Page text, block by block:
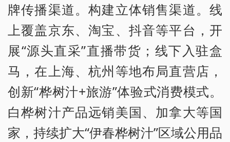
牌传播渠道。构建立体销售渠道。线
上覆盖京东、淘宝、抖音等平台，开
展“源头直采”直播带货；线下入驻盒
马，在上海、杭州等地布局直营店，
创新“桦树汁+旅游”体验式消费模式。
白桦树汁产品远销美国、加拿大等国
家，持续扩大“伊春桦树汁”区域公用品